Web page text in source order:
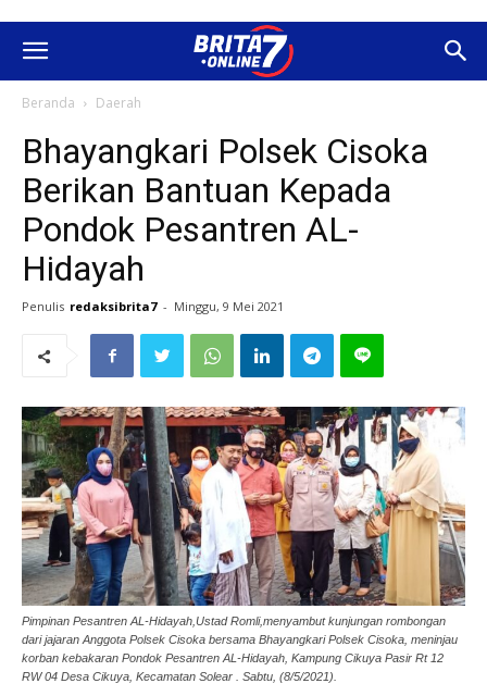
Beranda Daerah
Bhayangkari Polsek Cisoka
Berikan Bantuan Kepada
Pondok Pesantren AL-
Hidayah
Penulis redaksibrita7 - Minggu, 9 Mei 2021
Pimpinan Pesantren AL-Hidayah,Ustad Romli,menyambut kunjungan rombongan
dari jajaran Anggota Polsek Cisoka bersama Bhayangkari Polsek Cisoka, meninjau
korban kebakaran Pondok Pesantren AL-Hidayah, Kampung Cikuya Pasir Rt 12
RW 04 Desa Cikuya, Kecamatan Solear . Sabtu, (8/5/2021).